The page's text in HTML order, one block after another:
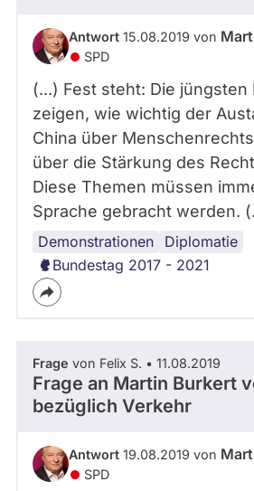
Antwort 15.08.2019 von
SPD
(...) Fest steht: Die jüngsten
zeigen, wie wichtig der
China über
über die Stärkung des
Diese Themen müssen
Sprache gebracht werden.
Demonstrationen Diplomatie
Internationales
Bundestag 2017 - 2021
Frage von Felix S. • 11.08.2019
Frage an Martin Burkert
bezüglich Verkehr
Antwort 19.08.2019 von
SPD